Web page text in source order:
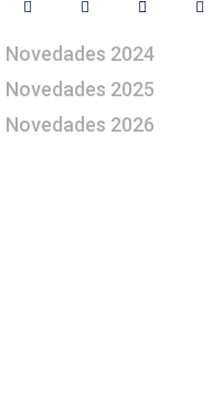
Novedades 2024
Novedades 2025
Novedades 2026